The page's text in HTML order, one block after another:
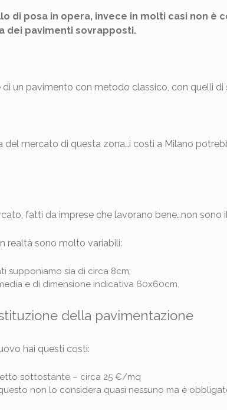
di posa in opera, invece in molti casi non è
dei pavimenti sovrapposti.
un pavimento con metodo classico, con quelli di
del mercato di questa zona…i costi a Milano
fatti da imprese che lavorano bene…non
realtà sono molto variabili:
supponiamo sia di circa 8cm;
e di dimensione indicativa 60x60cm.
della pavimentazione
hai questi costi:
sottostante – circa 25 €/mq
non lo considera quasi nessuno ma è